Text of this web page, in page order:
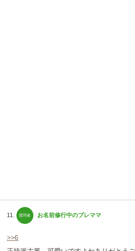
11. お名前修行中のプレママ
>>6